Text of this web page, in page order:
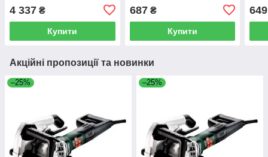
4 337 ₴
Купити
687₴
Купити
649
Акційні пропозиції та новинки
–25% –25%